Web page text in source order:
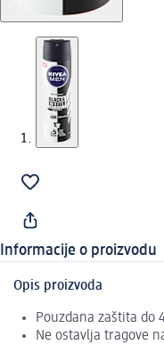
Informacije o proizvodu
Opis proizvoda
Pouzdana zaštita do
Ne ostavlja tragove